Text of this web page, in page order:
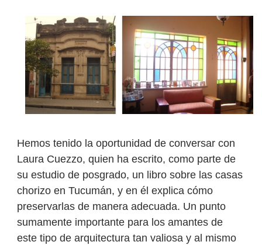
Hemos tenido la oportunidad de conversar con
Laura Cuezzo, quien ha escrito, como parte de
su estudio de posgrado, un libro sobre las casas
chorizo en Tucumán, y en él explica cómo
preservarlas de manera adecuada. Un punto
sumamente importante para los amantes de
este tipo de arquitectura tan valiosa y al mismo